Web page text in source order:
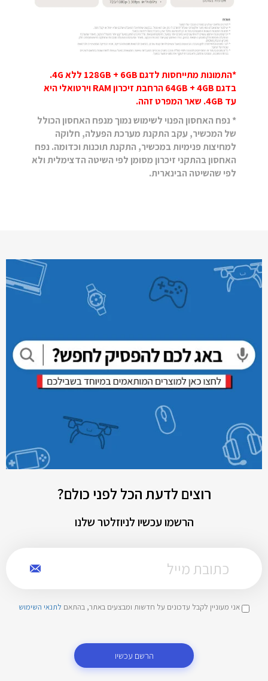
*התמונות מתייחסות לדגם 128GB + 6GB ללא 4G.
בדגם 64GB + 4GB הרחבת זיכרון RAM וירטואלי היא
עד 4GB. שאר המפרט זהה.
* נפח האחסון הפנוי לשימוש נמוך מנפח האחסון הכולל
של המכשיר, עקב התקנת מערכת הפעלה, חלוקה
למחיצות פנימיות במכשיר, התקנת תוכנות וכדומה. נפח
האחסון בהתקני זיכרון מסומן לפי השיטה הדצימלית ולא
לפי שהשיטה הבינארית.
רוצים לדעת הכל לפני כולם?
הרשמו עכשיו לניוזלטר שלנו
אני מעוניין לקבל עדכונים על חדשות ומבצעים באתר, בהתאם לתנאי השימוש
הרשם עכשיו